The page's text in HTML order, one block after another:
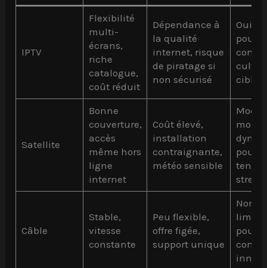
IPTV
Flexibilité
multi-
écrans,
riche
catalogue,
coût réduit
Dépendance à
la qualité
internet, risque
de piratage si
non sécurisé
Oui,
pour
ciblé
Satellite
Bonne
couverture,
accès
même hors
ligne
internet
Coût élevé,
installation
contraignante,
météo sensible
moins
pour
Câble
Stable,
vitesse
constante
Peu flexible,
offre figée,
support unique
Non,
pour